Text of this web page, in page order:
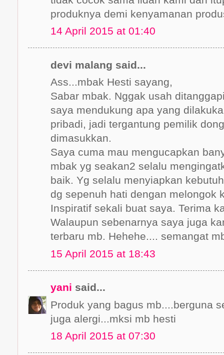
produknya demi kenyamanan
14 April 2015 at 01:40
devi malang said...
Ass...mbak Hesti sayang,
Sabar mbak. Nggak usah
saya mendukung apa yang
pribadi, jadi tergantung pemilik
dimasukkan.
Saya cuma mau mengucapkan
mbak yg seakan2 selalu
baik. Yg selalu menyiapkan
dg sepenuh hati dengan melongok
Inspiratif sekali buat saya. Terima
Walaupun sebenarnya saya juga
terbaru mb. Hehehe.... semangat
15 April 2015 at 18:43
yani said...
Produk yang bagus mb....berguna
juga alergi...mksi mb hesti
18 April 2015 at 07:30